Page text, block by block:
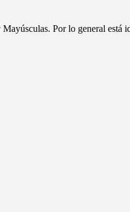
Por lo general